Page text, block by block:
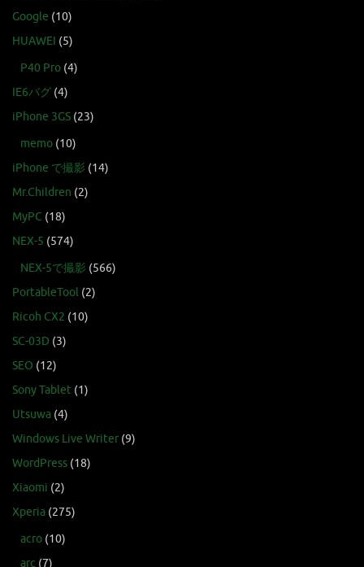
Google (10)
HUAWEI (5)
P40 Pro (4)
IE6バグ (4)
iPhone 3GS (23)
memo (10)
iPhone で撮影 (14)
Mr.Children (2)
MyPC (18)
NEX-5 (574)
NEX-5で撮影 (566)
PortableTool (2)
Ricoh CX2 (10)
SC-03D (3)
SEO (12)
Sony Tablet (1)
Utsuwa (4)
Windows Live Writer (9)
WordPress (18)
Xiaomi (2)
Xperia (275)
acro (10)
arc (7)